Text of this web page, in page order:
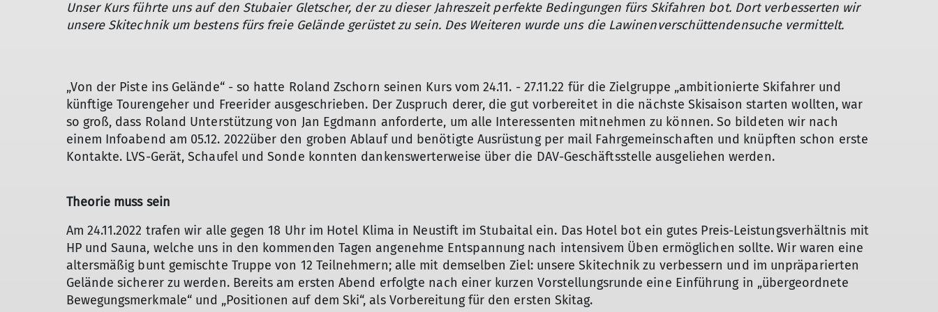
Unser Kurs führte uns auf den Stubaier Gletscher, der zu dieser Jahreszeit perfekte Bedingungen fürs Skifahren bot. Dort verbesserten wir
unsere Skitechnik um bestens fürs freie Gelände gerüstet zu sein. Des Weiteren wurde uns die Lawinenverschüttendensuche vermittelt.
„Von der Piste ins Gelände“ - so hatte Roland Zschorn seinen Kurs vom 24.11. - 27.11.22 für die Zielgruppe „ambitionierte Skifahrer und
künftige Tourengeher und Freerider ausgeschrieben. Der Zuspruch derer, die gut vorbereitet in die nächste Skisaison starten wollten, war
so groß, dass Roland Unterstützung von Jan Egdmann anforderte, um alle Interessenten mitnehmen zu können. So bildeten wir nach
einem Infoabend am 05.12. 2022über den groben Ablauf und benötigte Ausrüstung per mail Fahrgemeinschaften und knüpften schon erste
Kontakte. LVS-Gerät, Schaufel und Sonde konnten dankenswerterweise über die DAV-Geschäftsstelle ausgeliehen werden.
Theorie muss sein
Am 24.11.2022 trafen wir alle gegen 18 Uhr im Hotel Klima in Neustift im Stubaital ein. Das Hotel bot ein gutes Preis-Leistungsverhältnis mit
HP und Sauna, welche uns in den kommenden Tagen angenehme Entspannung nach intensivem Üben ermöglichen sollte. Wir waren eine
altersmäßig bunt gemischte Truppe von 12 Teilnehmern; alle mit demselben Ziel: unsere Skitechnik zu verbessern und im unpräparierten
Gelände sicherer zu werden. Bereits am ersten Abend erfolgte nach einer kurzen Vorstellungsrunde eine Einführung in „übergeordnete
Bewegungsmerkmale“ und „Positionen auf dem Ski“, als Vorbereitung für den ersten Skitag.